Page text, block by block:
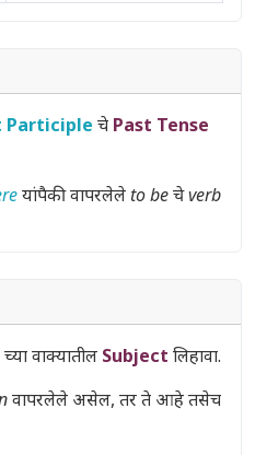
Participle चे Past Tense
यांपैकी वापरलेले to be चे verb
च्या वाक्यातील Subject लिहावा.
वापरलेले असेल, तर ते आहे तसेच